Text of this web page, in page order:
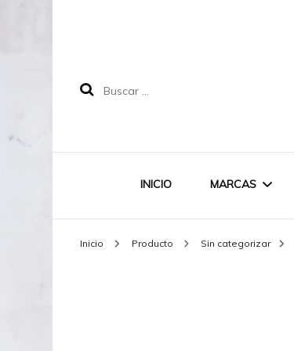
Buscar:
INICIO MARCAS
Inicio Producto Sin categorizar